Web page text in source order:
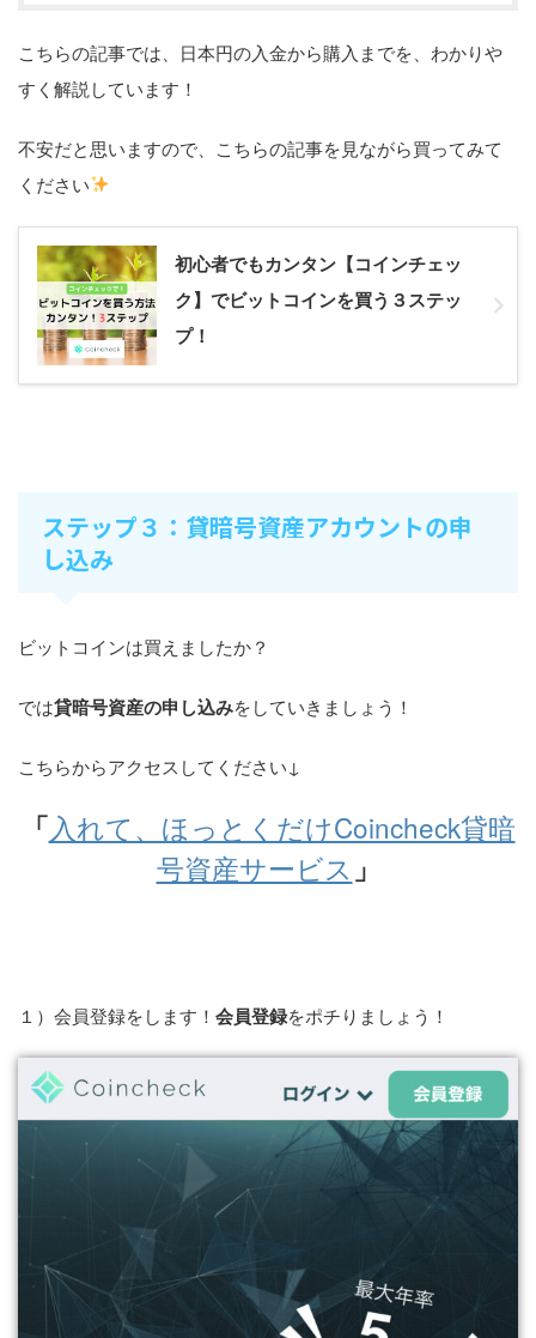
こちらの記事では、日本円の入金から購入までを、わかりや
すく解説しています！
不安だと思いますので、こちらの記事を見ながら買ってみて
ください
初心者でもカンタン【コインチェッ
ク】でビットコインを買う３ステッ
プ！
ステップ３：貸暗号資産アカウントの申
し込み
ビットコインは買えましたか？
では貸暗号資産の申し込みをしていきましょう！
こちらからアクセスしてください↓
「入れて、ほっとくだけCoincheck貸暗
号資産サービス 」
１）会員登録をします！ 会員登録をポチりましょう！